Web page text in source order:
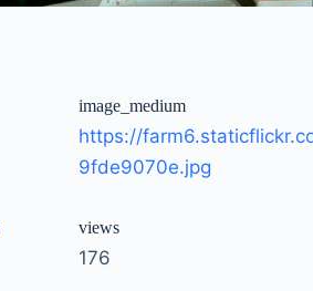
image_medium
https://
9fde9070e.jpg
views
176